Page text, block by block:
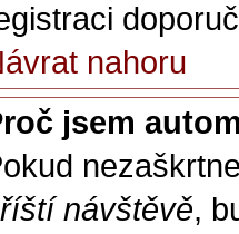
nahoru
jsem
návštěvě,